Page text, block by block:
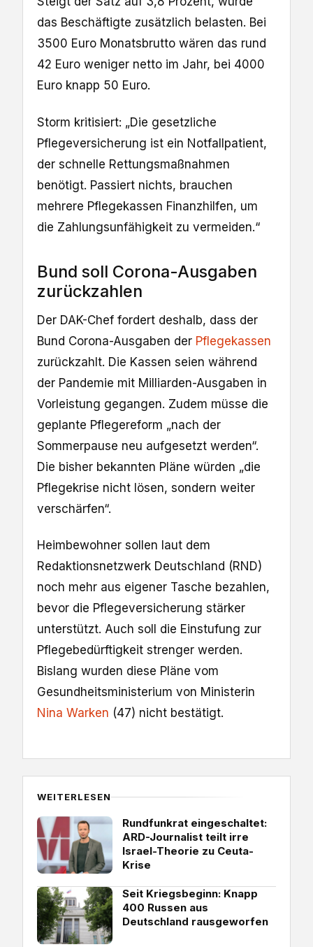
das Beschäftigte zusätzlich belasten. Bei
3500 Euro Monatsbrutto wären das rund
42 Euro weniger netto im Jahr, bei 4000
Euro knapp 50 Euro.
Storm kritisiert: „Die gesetzliche
Pflegeversicherung ist ein Notfallpatient,
der schnelle Rettungsmaßnahmen
benötigt. Passiert nichts, brauchen
mehrere Pflegekassen Finanzhilfen, um
die Zahlungsunfähigkeit zu vermeiden.“
Bund soll Corona-Ausgaben
zurückzahlen
Der DAK-Chef fordert deshalb, dass der
Bund Corona-Ausgaben der Pflegekassen
zurückzahlt. Die Kassen seien während
der Pandemie mit Milliarden-Ausgaben in
Vorleistung gegangen. Zudem müsse die
geplante Pflegereform „nach der
Sommerpause neu aufgesetzt werden“.
Die bisher bekannten Pläne würden „die
Pflegekrise nicht lösen, sondern weiter
verschärfen“.
Heimbewohner sollen laut dem
Redaktionsnetzwerk Deutschland (RND)
noch mehr aus eigener Tasche bezahlen,
bevor die Pflegeversicherung stärker
unterstützt. Auch soll die Einstufung zur
Pflegebedürftigkeit strenger werden.
Bislang wurden diese Pläne vom
Gesundheitsministerium von Ministerin
Nina Warken (47) nicht bestätigt.
WEITERLESEN
Rundfunkrat eingeschaltet:
ARD-Journalist teilt irre
Israel-Theorie zu Ceuta-
Krise
Seit Kriegsbeginn: Knapp
400 Russen aus
Deutschland rausgeworfen